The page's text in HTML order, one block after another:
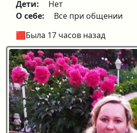
Дети:
Нет
О себе:
Все при общении
🟥Была 17 часов назад